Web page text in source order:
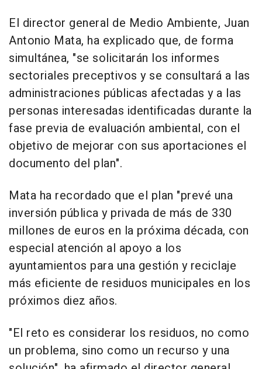
El director general de Medio Ambiente, Juan
Antonio Mata, ha explicado que, de forma
simultánea, "se solicitarán los informes
sectoriales preceptivos y se consultará a las
administraciones públicas afectadas y a las
personas interesadas identificadas durante la
fase previa de evaluación ambiental, con el
objetivo de mejorar con sus aportaciones el
documento del plan".
Mata ha recordado que el plan "prevé una
inversión pública y privada de más de 330
millones de euros en la próxima década, con
especial atención al apoyo a los
ayuntamientos para una gestión y reciclaje
más eficiente de residuos municipales en los
próximos diez años.
"El reto es considerar los residuos, no como
un problema, sino como un recurso y una